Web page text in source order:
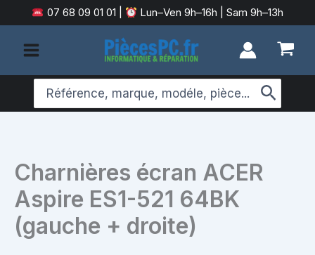
au
contenu
07 68 09 01 01 Lun–Ven 9h–16h | Sam 9h–13h
Search
for:
Charnières écran ACER
Aspire ES1-521 64BK
(gauche + droite)